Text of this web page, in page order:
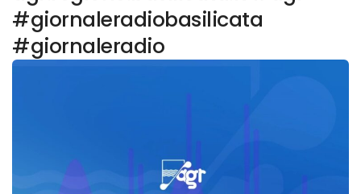
#giornaleradiobasilicata
#giornaleradio